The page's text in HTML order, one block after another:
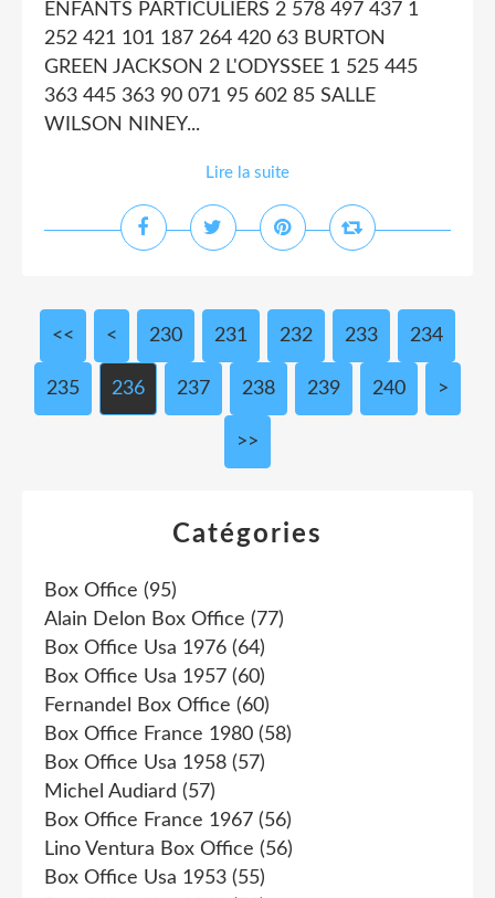
ENFANTS PARTICULIERS 2 578 497 437 1
252 421 101 187 264 420 63 BURTON
GREEN JACKSON 2 L'ODYSSEE 1 525 445
363 445 363 90 071 95 602 85 SALLE
WILSON NINEY...
Lire la suite
<< < 200
210
220
230 231 232 233 234
235 236 237 238 239 240 250
260
270
280
290
300
400
500
600
700
>
>>
Catégories
Box Office (95)
Alain Delon Box Office (77)
Box Office Usa 1976 (64)
Box Office Usa 1957 (60)
Fernandel Box Office (60)
Box Office France 1980 (58)
Box Office Usa 1958 (57)
Michel Audiard (57)
Box Office France 1967 (56)
Lino Ventura Box Office (56)
Box Office Usa 1953 (55)